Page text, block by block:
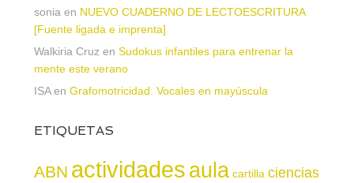
sonia en NUEVO CUADERNO DE LECTOESCRITURA
[Fuente ligada e imprenta]
Walkiria Cruz en Sudokus infantiles para entrenar la
mente este verano
ISAen Grafomotricidad. Vocales en mayúscula
ETIQUETAS
ABN actividadesaula cartilla ciencias